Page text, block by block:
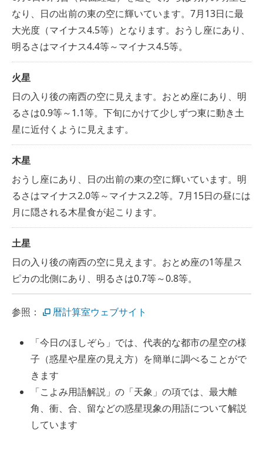
なり、日の出前の東の空に輝いています。7月13日に最
大光度（マイナス4.5等）となります。おうし座にあり、
明るさはマイナス4.4等～マイナス4.5等。
火星
日の入り後の南西の空に見えます。おとめ座にあり、明
るさは0.9等～1.1等。下旬にかけて少しずつ東に動き土
星に近付くように見えます。
木星
おうし座にあり、日の出前の東の空に輝いています。明
るさはマイナス2.0等～マイナス2.2等。7月15日の昼には
月に隠される木星食が起こります。
土星
日の入り後の南西の空に見えます。おとめ座の1等星ス
ピカの北側にあり、明るさは0.7等～0.8等。
参照： 暦計算室ウェブサイト
「今日のほしぞら」では、代表的な都市の星空の様
子（惑星や星座の見え方）を簡単に調べることがで
きます
「こよみ用語解説」の「天象」の項では、最大離
角、衝、合、留などの惑星現象の用語について解説
しています